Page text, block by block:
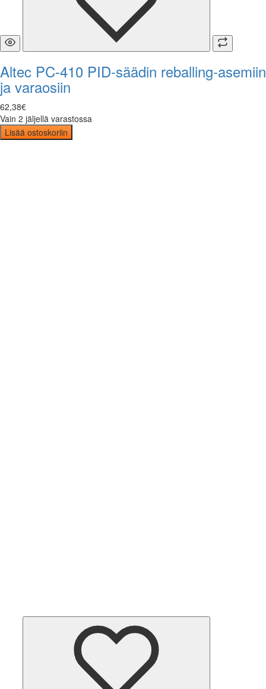
Altec PC-410 PID-säädin reballing-asemiin
ja varaosiin
62,38€
Vain 2 jäljellä varastossa
Lisää ostoskoriin